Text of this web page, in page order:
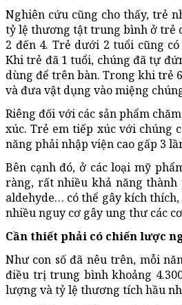
Nghiên cứu cũng cho thấy, trẻ
tỷ lệ thương tật trung bình ở trẻ
2 đến 4. Trẻ dưới 2 tuổi cũng
Khi trẻ đã 1 tuổi, chúng đã tự
dùng để trên bàn. Trong khi trẻ
và đưa vật dụng vào miệng
Riêng đối với các sản phẩm
xúc. Trẻ em tiếp xúc với chúng
năng phải nhập viện cao gấp 3
Bên cạnh đó, ở các loại mỹ
ràng, rất nhiều khả năng
aldehyde… có thể gây kích
nhiều nguy cơ gây ung thư các
Cần thiết phải có chiến lược
Như con số đã nêu trên, mỗi
điều trị trung bình khoảng
lượng và tỷ lệ thương tích hầu